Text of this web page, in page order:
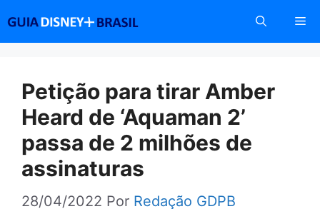
conteúdo
Petição para tirar Amber
Heard de ‘Aquaman 2’
passa de 2 milhões de
assinaturas
28/04/2022 Por Redação GDPB